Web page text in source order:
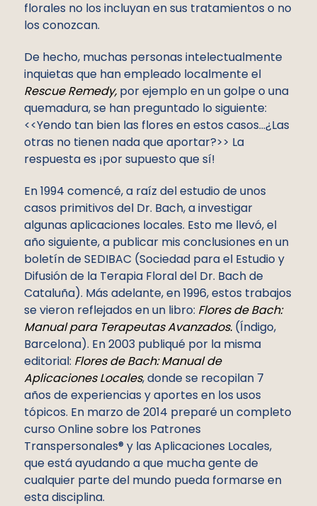
florales no los incluyan en sus tratamientos o no
los conozcan.
De hecho, muchas personas intelectualmente
inquietas que han empleado localmente el
Rescue Remedy, por ejemplo en un golpe o una
quemadura, se han preguntado lo siguiente:
<<Yendo tan bien las flores en estos casos…¿Las
otras no tienen nada que aportar?>> La
respuesta es ¡por supuesto que sí!
En 1994 comencé, a raíz del estudio de unos
casos primitivos del Dr. Bach, a investigar
algunas aplicaciones locales. Esto me llevó, el
año siguiente, a publicar mis conclusiones en un
boletín de SEDIBAC (Sociedad para el Estudio y
Difusión de la Terapia Floral del Dr. Bach de
Cataluña). Más adelante, en 1996, estos trabajos
se vieron reflejados en un libro: Flores de Bach:
Manual para Terapeutas Avanzados. (Índigo,
Barcelona). En 2003 publiqué por la misma
editorial: Flores de Bach: Manual de
Aplicaciones Locales, donde se recopilan 7
años de experiencias y aportes en los usos
tópicos. En marzo de 2014 preparé un completo
curso Online sobre los Patrones
Transpersonales® y las Aplicaciones Locales,
que está ayudando a que mucha gente de
cualquier parte del mundo pueda formarse en
esta disciplina.